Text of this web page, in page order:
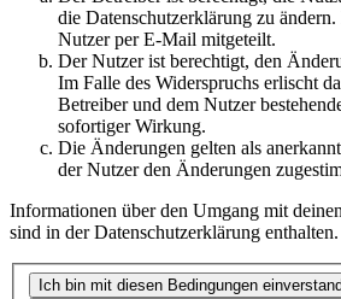
die Datenschutzerklärung zu
Nutzer per E-Mail mitgeteilt.
Der Nutzer ist berechtigt, den
Im Falle des Widerspruchs erlischt
Betreiber und dem Nutzer
sofortiger Wirkung.
Die Änderungen gelten als
der Nutzer den Änderungen
Informationen über den Umgang mit
sind in der Datenschutzerklärung enthalten.